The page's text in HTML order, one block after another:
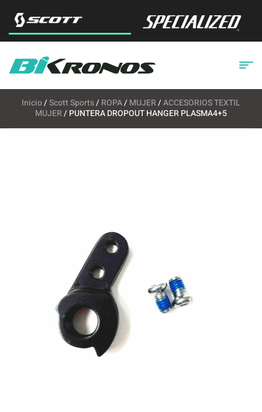
Inicio/Scott Sports/ ROPA/ MUJER/ACCESORIOS TEXTIL
MUJER/ PUNTERA DROPOUT HANGER PLASMA4+5